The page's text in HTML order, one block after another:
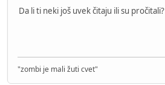
Da li ti neki još uvek čitaju ili su pročitali?
"zombi je mali žuti cvet"